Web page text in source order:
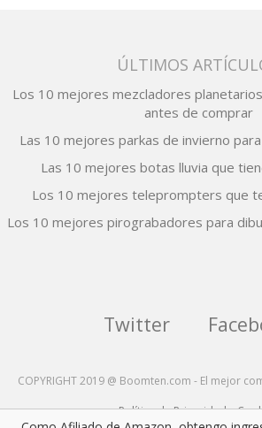
ÚLTIMOS
Los 10 mejores mezcladores
antes de comprar
Las 10 mejores parkas de invierno
Las 10 mejores botas lluvia que
Los 10 mejores teleprompters que
Los 10 mejores pirograbadores para
Twitter
COPYRIGHT 2019 @ Boomten.com - El mejor
Política de Privacidad y